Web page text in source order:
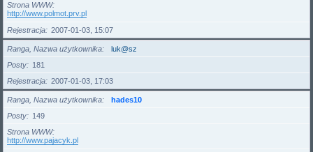
Strona WWW
http://www.polmot.prv.pl
Rejestracja
2007-01-03, 15:07
Ranga, Nazwa użytkownika
luk@sz
Posty
181
Rejestracja
2007-01-03, 17:03
Ranga, Nazwa użytkownika
hades10
Posty
149
Strona WWW
http://www.pajacyk.pl